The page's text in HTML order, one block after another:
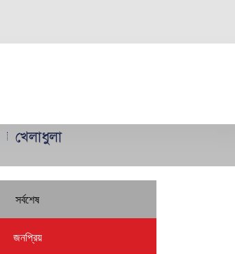
খেলাধুলা
সর্বশেষ
জনপ্রিয়